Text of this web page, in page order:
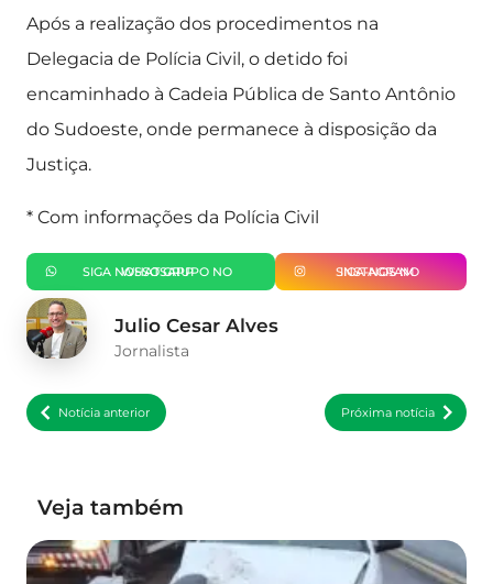
Após a realização dos procedimentos na
Delegacia de Polícia Civil, o detido foi
encaminhado à Cadeia Pública de Santo Antônio
do Sudoeste, onde permanece à disposição da
Justiça.
* Com informações da Polícia Civil
SIGA NOSSO GRUPO NO WHATSAPP SIGA-NOS NO INSTAGRAM
Julio Cesar Alves
Jornalista
Notícia anterior Próxima notícia
Veja também